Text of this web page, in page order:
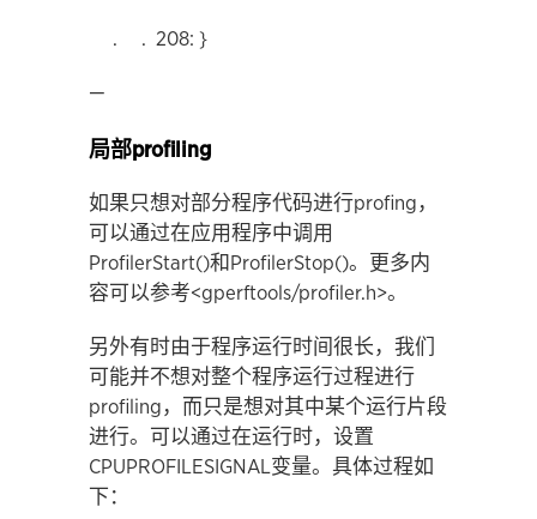
. . 208: }
—
局部profiling
如果只想对部分程序代码进行profing，
可以通过在应用程序中调用
ProfilerStart()和ProfilerStop()。更多内
容可以参考<gperftools/profiler.h>。
另外有时由于程序运行时间很长，我们
可能并不想对整个程序运行过程进行
profiling，而只是想对其中某个运行片段
进行。可以通过在运行时，设置
CPUPROFILESIGNAL变量。具体过程如
下：